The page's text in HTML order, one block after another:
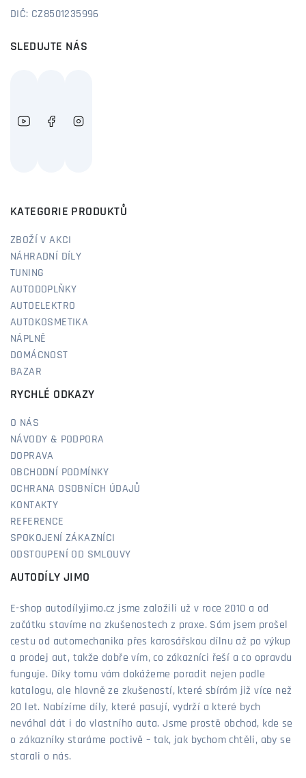
DIČ: CZ8501235996
SLEDUJTE NÁS
KATEGORIE PRODUKTŮ
ZBOŽÍ V AKCI
NÁHRADNÍ DÍLY
TUNING
AUTODOPLŇKY
AUTOELEKTRO
AUTOKOSMETIKA
NÁPLNĚ
DOMÁCNOST
BAZAR
RYCHLÉ ODKAZY
O NÁS
NÁVODY & PODPORA
DOPRAVA
OBCHODNÍ PODMÍNKY
OCHRANA OSOBNÍCH ÚDAJŮ
KONTAKTY
REFERENCE
SPOKOJENÍ ZÁKAZNÍCI
ODSTOUPENÍ OD SMLOUVY
AUTODÍLY JIMO
E-shop autodílyjimo.cz jsme založili už v roce 2010 a od
začátku stavíme na zkušenostech z praxe. Sám jsem prošel
cestu od automechanika přes karosářskou dílnu až po výkup
a prodej aut, takže dobře vím, co zákazníci řeší a co opravdu
funguje. Díky tomu vám dokážeme poradit nejen podle
katalogu, ale hlavně ze zkušeností, které sbírám již více než
20 let. Nabízíme díly, které pasují, vydrží a které bych
neváhal dát i do vlastního auta. Jsme prostě obchod, kde se
o zákazníky staráme poctivě – tak, jak bychom chtěli, aby se
starali o nás.